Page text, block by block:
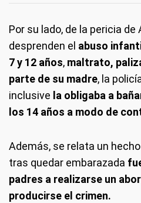
Por su lado, de la pericia
desprenden el abuso
7 y 12 años, maltrato,
parte de su madre, la
inclusive la obligaba a
los 14 años a modo de
Además, se relata un
tras quedar embarazada
padres a realizarse un
producirse el crimen.